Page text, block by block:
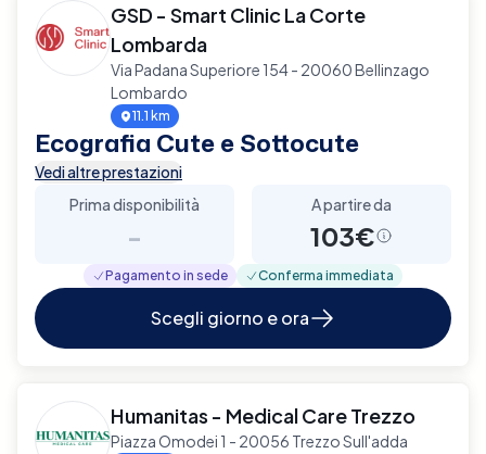
GSD - Smart Clinic La Corte
Lombarda
Via Padana Superiore 154 - 20060 Bellinzago
Lombardo
11.1 km
Ecografia Cute e Sottocute
Vedi altre prestazioni
Prima disponibilità
-
A partire da
103€
Pagamento in sede Conferma immediata
Scegli giorno e ora
Humanitas - Medical Care Trezzo
Piazza Omodei 1 - 20056 Trezzo Sull'adda